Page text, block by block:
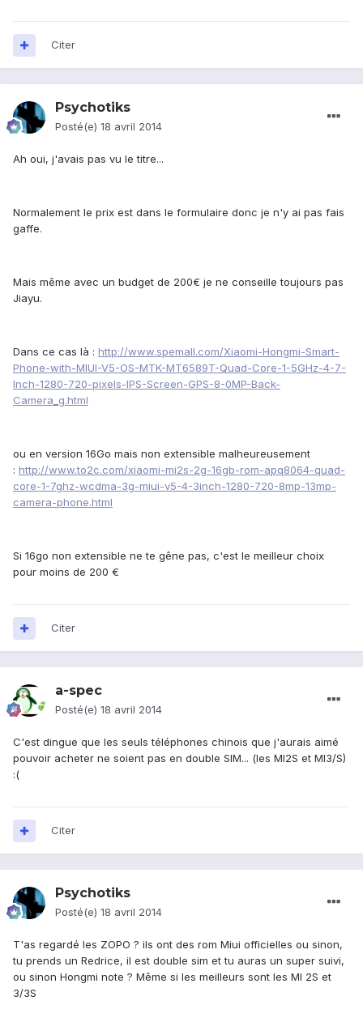
Citer
Psychotiks
Posté(e) 18 avril 2014
Ah oui, j'avais pas vu le titre...
Normalement le prix est dans le formulaire donc je n'y ai pas fais
gaffe.
Mais même avec un budget de 200€ je ne conseille toujours pas
Jiayu.
Dans ce cas là : http://www.spemall.com/Xiaomi-Hongmi-Smart-
Phone-with-MIUI-V5-OS-MTK-MT6589T-Quad-Core-1-5GHz-4-7-
Inch-1280-720-pixels-IPS-Screen-GPS-8-0MP-Back-
Camera_g.html
ou en version 16Go mais non extensible malheureusement
: http://www.to2c.com/xiaomi-mi2s-2g-16gb-rom-apq8064-quad-
core-1-7ghz-wcdma-3g-miui-v5-4-3inch-1280-720-8mp-13mp-
camera-phone.html
Si 16go non extensible ne te gêne pas, c'est le meilleur choix
pour moins de 200 €
Citer
a-spec
Posté(e) 18 avril 2014
C'est dingue que les seuls téléphones chinois que j'aurais aimé
pouvoir acheter ne soient pas en double SIM... (les MI2S et MI3/S)
:(
Citer
Psychotiks
Posté(e) 18 avril 2014
T'as regardé les ZOPO ? ils ont des rom Miui officielles ou sinon,
tu prends un Redrice, il est double sim et tu auras un super suivi,
ou sinon Hongmi note ? Même si les meilleurs sont les MI 2S et
3/3S